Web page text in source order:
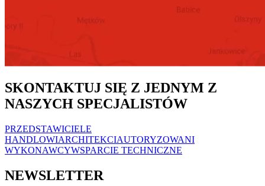
SKONTAKTUJ SIĘ Z JEDNYM Z
NASZYCH SPECJALISTÓW
PRZEDSTAWICIELE
HANDLOWIARCHITEKCIAUTORYZOWANI
WYKONAWCYWSPARCIE TECHNICZNE
NEWSLETTER